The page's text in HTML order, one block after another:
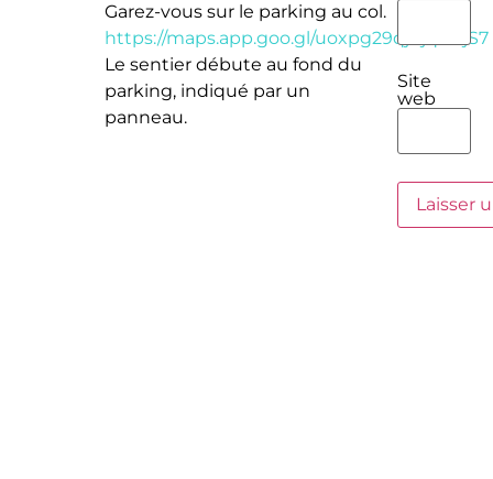
Garez-vous sur le parking au col.
https://maps.app.goo.gl/uoxpg29qjbjqUSjS7
Le sentier débute au fond du
parking, indiqué par un
panneau.
Site
web